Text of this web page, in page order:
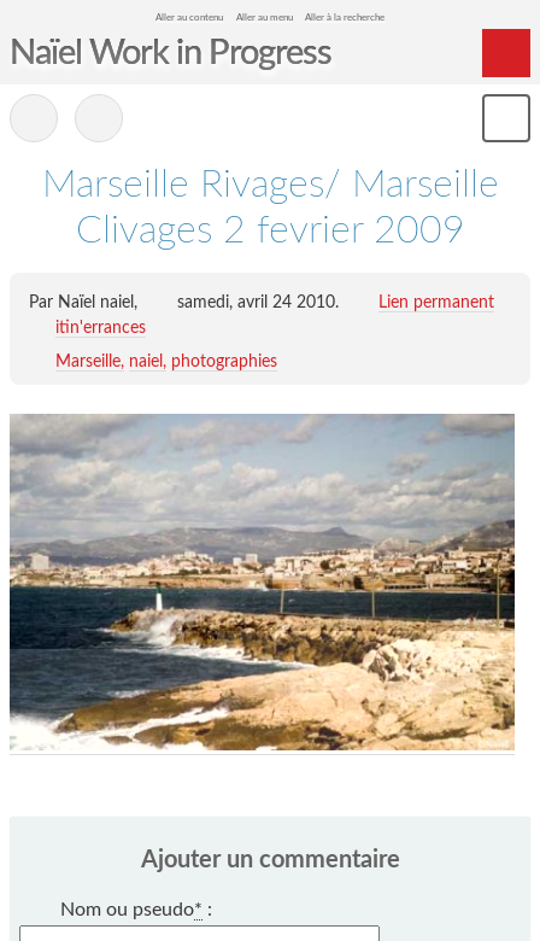
Aller au contenu Aller au menu Aller à la recherche
Naïel Work in Progress
Marseille Rivages/ Marseille
Clivages 2 fevrier 2009
Par Naïel naiel, samedi, avril 24 2010.
Lien permanent
itin'errances
Marseille naiel photographies
Ajouter un commentaire
Nom ou pseudo* :